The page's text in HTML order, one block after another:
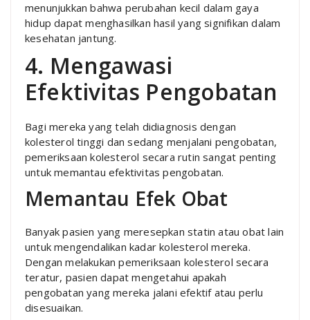
menunjukkan bahwa perubahan kecil dalam gaya
hidup dapat menghasilkan hasil yang signifikan dalam
kesehatan jantung.
4. Mengawasi
Efektivitas Pengobatan
Bagi mereka yang telah didiagnosis dengan
kolesterol tinggi dan sedang menjalani pengobatan,
pemeriksaan kolesterol secara rutin sangat penting
untuk memantau efektivitas pengobatan.
Memantau Efek Obat
Banyak pasien yang meresepkan statin atau obat lain
untuk mengendalikan kadar kolesterol mereka.
Dengan melakukan pemeriksaan kolesterol secara
teratur, pasien dapat mengetahui apakah
pengobatan yang mereka jalani efektif atau perlu
disesuaikan.